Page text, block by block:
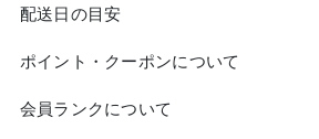
配送日の目安
ポイント・クーポンについて
会員ランクについて